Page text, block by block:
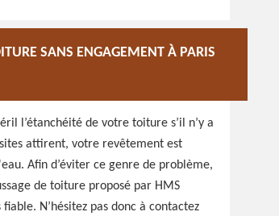
SANS ENGAGEMENT À PARIS
l’étanchéité de votre toiture s’il n’y a
attirent, votre revêtement est
Afin d’éviter ce genre de problème,
de toiture proposé par HMS
N’hésitez pas donc à contactez